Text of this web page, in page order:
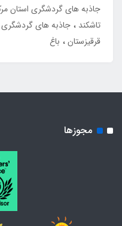
جاذبه های گردشگری استان
تاشکند
جاذبه های
قرقیزستان
باغ
مجوزها